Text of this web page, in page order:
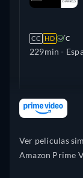
CC HD C
229min -
Argentina
Ver películas
Amazon Prime